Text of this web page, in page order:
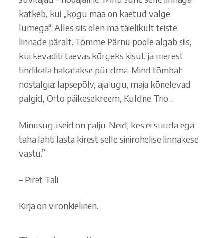
katkeb, kui „kogu maa on kaetud valge
lumega“. Alles siis olen ma täielikult teiste
linnade päralt. Tõmme Pärnu poole algab siis,
kui kevaditi taevas kõrgeks kisub ja merest
tindikala hakatakse püüdma. Mind tõmbab
nostalgia: lapsepõlv, ajalugu, maja kõnelevad
palgid, Orto päikesekreem, Kuldne Trio…
Minusuguseid on palju. Neid, kes ei suuda ega
taha lahti lasta kirest selle sinirohelise linnakese
vastu.”
– Piret Tali
Kirja on vironkielinen.